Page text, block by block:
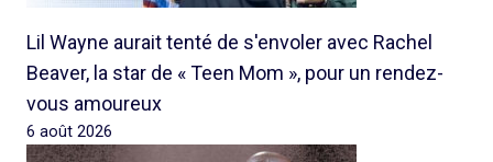
Lil Wayne aurait tenté de s'envoler avec Rachel
Beaver, la star de « Teen Mom », pour un rendez-
vous amoureux
6 août 2026